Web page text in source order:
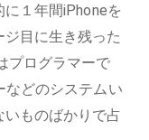
１年間iPhoneを
目に生き残った
プログラマーで
などのシステムい
ものばかりで占